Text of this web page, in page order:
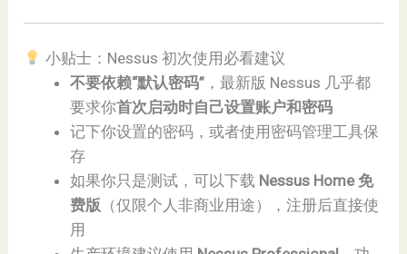
小贴士：Nessus 初次使用必看建议
不要依赖“默认密码” ，最新版 Nessus 几乎都
要求你首次启动时自己设置账户和密码
记下你设置的密码，或者使用密码管理工具保
存
如果你只是测试，可以下载 Nessus Home 免
费版 （仅限个人非商业用途），注册后直接使
用